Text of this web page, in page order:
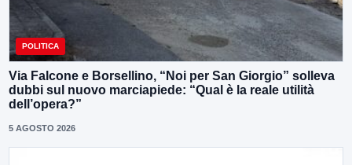
POLITICA
Via Falcone e Borsellino, “Noi per San Giorgio” solleva
dubbi sul nuovo marciapiede: “Qual è la reale utilità
dell’opera?”
5 AGOSTO 2026